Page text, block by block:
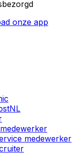
onze app
medewerker